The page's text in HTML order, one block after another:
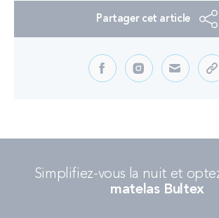
Storelocator
Contact
Mon
Partager cet article
Simplifiez-vous la nuit et
matelas Bultex